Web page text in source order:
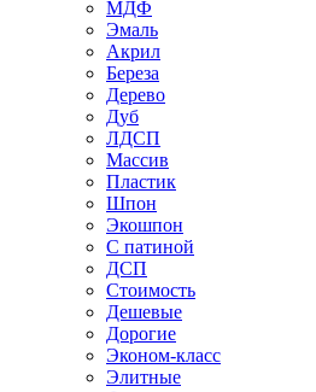
МДФ
Эмаль
Акрил
Береза
Дерево
Дуб
ЛДСП
Массив
Пластик
Шпон
Экошпон
С патиной
ДСП
Стоимость
Дешевые
Дорогие
Эконом-класс
Элитные